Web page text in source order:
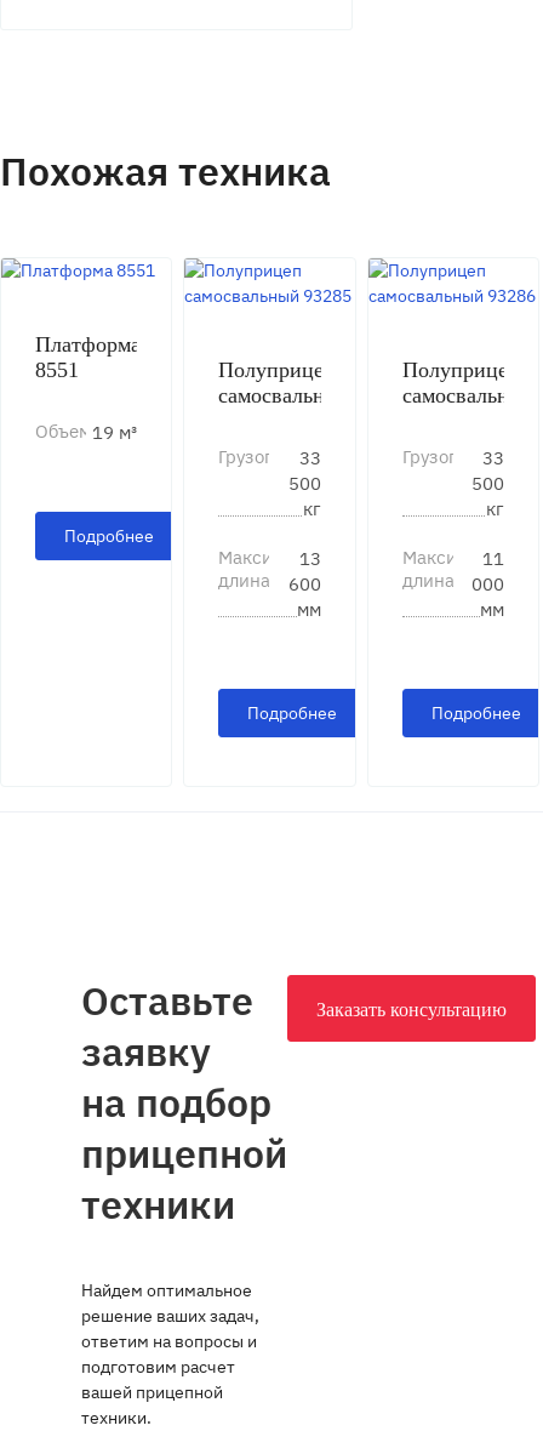
Похожая техника
Платформа
8551
Объем 19 м³
Подробнее
Полуприцеп
самосвальный
Грузоподъемность
33
500
кг
Максимальная
длина
13
600
мм
Подробнее
Полуприцеп
самосвальный
33
500
кг
Максимальная
длина
11
000
мм
Подробнее
Оставьте
заявку
на подбор
прицепной
техники
Найдем оптимальное
решение ваших задач,
ответим на вопросы и
подготовим расчет
вашей прицепной
техники.
Заказать консультацию